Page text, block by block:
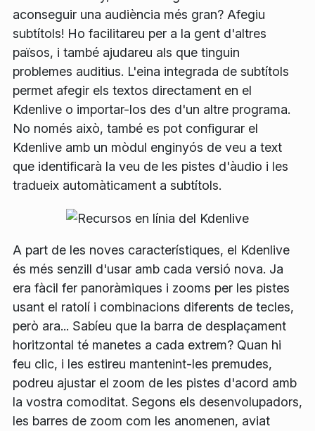
aconseguir una audiència més gran? Afegiu
subtítols! Ho facilitareu per a la gent d'altres
països, i també ajudareu als que tinguin
problemes auditius. L'eina integrada de subtítols
permet afegir els textos directament en el
Kdenlive o importar-los des d'un altre programa.
No només això, també es pot configurar el
Kdenlive amb un mòdul enginyós de veu a text
que identificarà la veu de les pistes d'àudio i les
tradueix automàticament a subtítols.
A part de les noves característiques, el Kdenlive
és més senzill d'usar amb cada versió nova. Ja
era fàcil fer panoràmiques i zooms per les pistes
usant el ratolí i combinacions diferents de tecles,
però ara... Sabíeu que la barra de desplaçament
horitzontal té manetes a cada extrem? Quan hi
feu clic, i les estireu mantenint-les premudes,
podreu ajustar el zoom de les pistes d'acord amb
la vostra comoditat. Segons els desenvolupadors,
les barres de zoom com les anomenen, aviat